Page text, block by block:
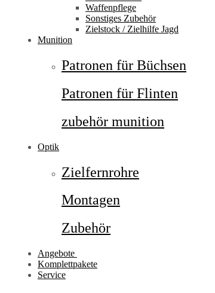
Waffenpflege
Sonstiges Zubehör
Zielstock / Zielhilfe Jagd
Munition
Patronen für Büchsen
Patronen für Flinten
zubehör munition
Optik
Zielfernrohre
Montagen
Zubehör
Angebote
Komplettpakete
Service